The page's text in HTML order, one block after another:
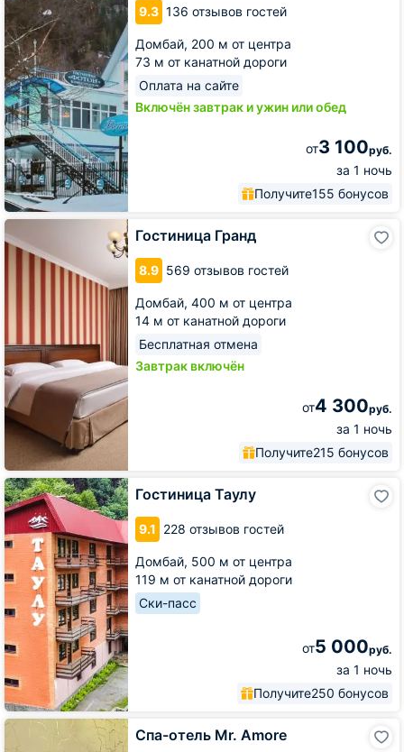
9.3 136 отзывов гостей
Домбай, 200 м от центра
73 м от канатной дороги
Оплата на сайте
Включён завтрак и ужин или обед
от3 100руб.
за 1 ночь
Получите155 бонусов
Гостиница Гранд
8.9 569 отзывов гостей
Домбай, 400 м от центра
14 м от канатной дороги
Бесплатная отмена
Завтрак включён
от4 300руб.
за 1 ночь
Получите215 бонусов
Гостиница
Гранд
Гостиница Таулу
9.1 228 отзывов гостей
Домбай, 500 м от центра
119 м от канатной дороги
Ски-пасс
от5 000руб.
за 1 ночь
Получите250 бонусов
Гостиница
Таулу
Спа-отель Mr. Amore
Спа-